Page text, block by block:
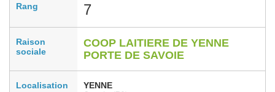
Rang 7
Raison
sociale
COOP LAITIERE DE YENNE
PORTE DE SAVOIE
Localisation
YENNE